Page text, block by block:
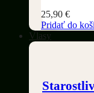
25,90 €
Pridať do
Vlasy